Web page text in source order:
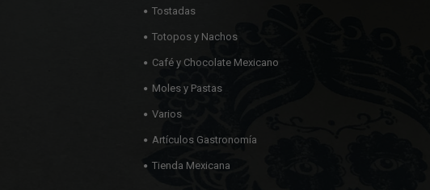
Tostadas
Totopos y Nachos
Café y Chocolate Mexicano
Moles y Pastas
Varios
Artículos Gastronomía
Tienda Mexicana